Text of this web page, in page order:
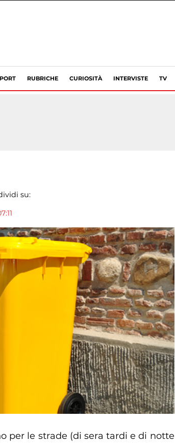
RUBRICHE CURIOSITÀ INTERVISTE TV
su:
per le strade (di sera tardi e di notte